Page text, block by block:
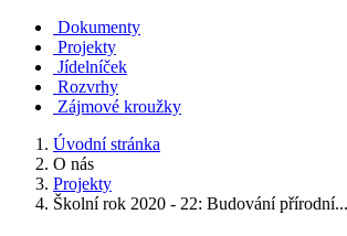
Dokumenty
Projekty
Jídelníček
Rozvrhy
Zájmové kroužky
Úvodní stránka
O nás
Projekty
Školní rok 2020 - 22: Budování přírodní...